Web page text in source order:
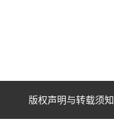
版权声明与转载须知